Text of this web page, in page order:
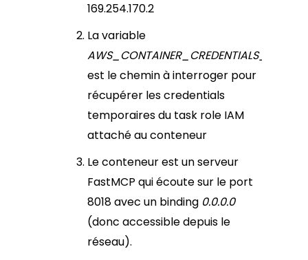
169.254.170.2
La variable
est le chemin à interroger pour
récupérer les credentials
temporaires du task role IAM
attaché au conteneur
Le conteneur est un serveur
FastMCP qui écoute sur le port
8018 avec un binding 0.0.0.0
(donc accessible depuis le
réseau).